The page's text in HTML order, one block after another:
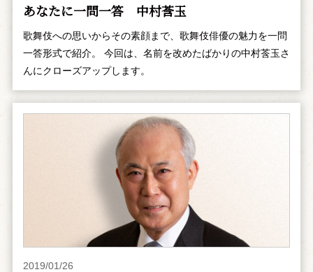
あなたに一問一答 中村莟玉
歌舞伎への思いからその素顔まで、歌舞伎俳優の魅力を一問
一答形式で紹介。 今回は、名前を改めたばかりの中村莟玉さ
んにクローズアップします。
2019/01/26